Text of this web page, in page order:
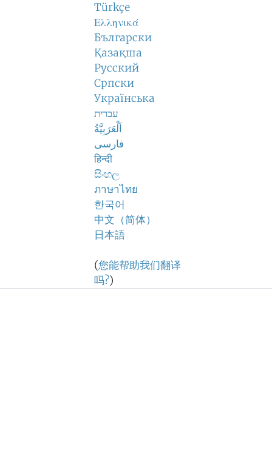
Türkçe
Ελληνικά
Български
Қазақша
Русский
Српски
Українська
עברית
اَلْعَرَبِيَّةُ
فارسی
हिन्दी
සිංහල
ภาษาไทย
한국어
中文（简体）
日本語
(您能帮助我们翻译
吗?)